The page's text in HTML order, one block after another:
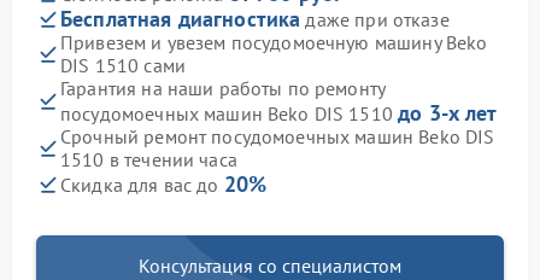
Бесплатная диагностика даже при отказе
Привезем и увезем посудомоечную машину Beko
DIS 1510 сами
Гарантия на наши работы по ремонту
посудомоечных машин Beko DIS 1510до 3-х лет
Срочный ремонт посудомоечных машин Beko DIS
1510 в течении часа
Скидка для вас до 20%
Консультация со специалистом